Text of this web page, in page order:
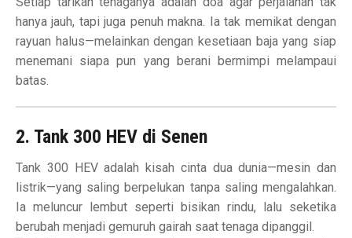
hanya jauh, tapi juga penuh makna. Ia tak memikat dengan
rayuan halus—melainkan dengan kesetiaan baja yang siap
menemani siapa pun yang berani bermimpi melampaui
batas.
2. Tank 300 HEV di Senen
Tank 300 HEV adalah kisah cinta dua dunia—mesin dan
listrik—yang saling berpelukan tanpa saling mengalahkan.
Ia meluncur lembut seperti bisikan rindu, lalu seketika
berubah menjadi gemuruh gairah saat tenaga dipanggil.